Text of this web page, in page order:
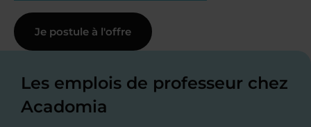
Je postule à l'offre
Les emplois de professeur chez
Acadomia